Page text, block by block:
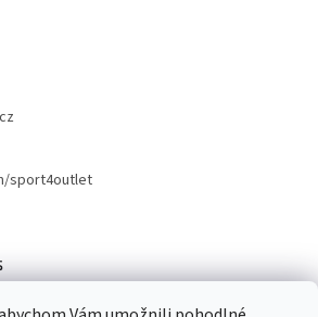
sport4outlet